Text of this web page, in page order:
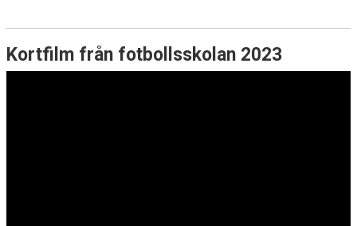
Kortfilm från fotbollsskolan 2023